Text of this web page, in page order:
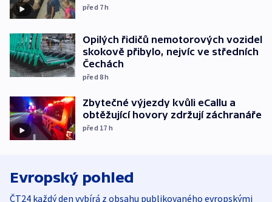
před 7h
Opilých řidičů nemotorových vozidel
skokově přibylo, nejvíc ve středních
Čechách
před 8h
Zbytečné výjezdy kvůli eCallu a
obtěžující hovory zdržují záchranáře
před 17 h
Evropský pohled
ČT24 každý den vybírá z obsahu publikovaného evropskými